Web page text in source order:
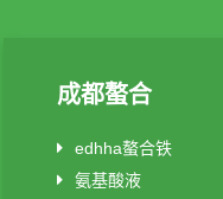
成都螯合
edhha螯合铁
氨基酸液